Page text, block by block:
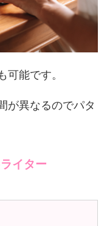
能です。
が異なるのでパタ
イター